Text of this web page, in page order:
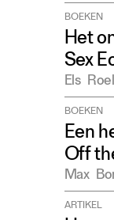
BOEKEN
Het
Sex
Els
BOEKEN
Een
Off
Max
ARTIKEL